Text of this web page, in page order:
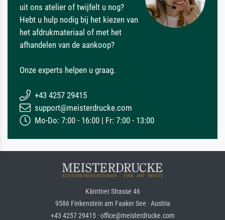
uit ons atelier of twijfelt u nog?
Hebt u hulp nodig bij het kiezen van
het afdrukmateriaal of met het
afhandelen van de aankoop?
Onze experts helpen u graag.
+43 4257 29415
support@meisterdrucke.com
Mo-Do: 7:00 - 16:00 | Fr: 7:00 - 13:00
Kärntner Strasse 46
9586 Finkenstein am Faaker See · Austria
+43 4257 29415 · office@meisterdrucke.com